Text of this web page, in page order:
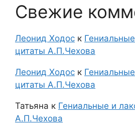
Свежие
Леонид Ходос к
цитаты А.П.Чехова
Леонид Ходос к
цитаты А.П.Чехова
Татьяна к Гениальные и
А.П.Чехова